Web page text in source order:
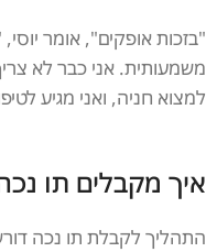
"בזכות אופקים", אומר
משמעותית. אני כבר לא
למצוא חניה, ואני מגיע
איך מקבלים תו
התהליך לקבלת תו נכה